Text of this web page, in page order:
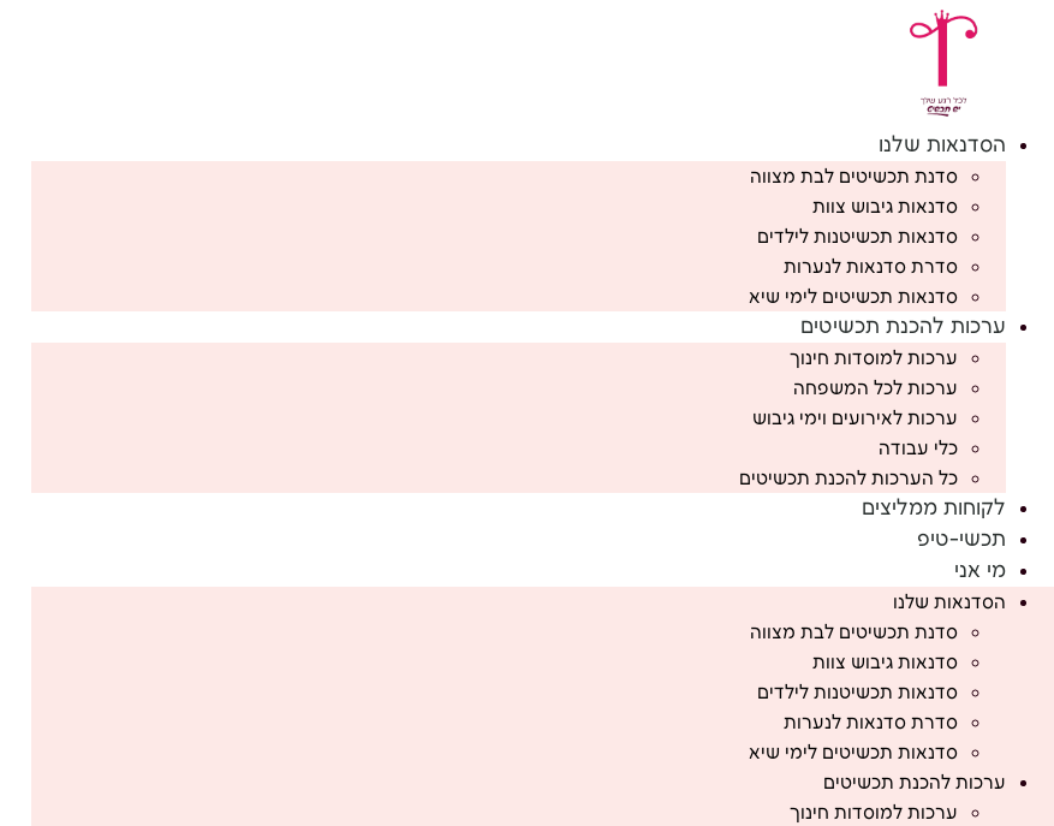
הסדנאות שלנו
סדנת תכשיטים לבת מצווה
סדנאות גיבוש צוות
סדנאות תכשיטנות לילדים
סדרת סדנאות לנערות
סדנאות תכשיטים לימי שיא
ערכות להכנת תכשיטים
ערכות למוסדות חינוך
ערכות לכל המשפחה
ערכות לאירועים וימי גיבוש
כלי עבודה
כל הערכות להכנת תכשיטים
לקוחות ממליצים
תכשי-טיפ
מי אני
הסדנאות שלנו
סדנת תכשיטים לבת מצווה
סדנאות גיבוש צוות
סדנאות תכשיטנות לילדים
סדרת סדנאות לנערות
סדנאות תכשיטים לימי שיא
ערכות להכנת תכשיטים
ערכות למוסדות חינוך